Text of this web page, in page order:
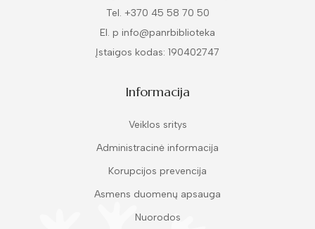
Tel. +370 45 58 70 50
El. p info@panrbiblioteka
Įstaigos kodas: 190402747
Informacija
Veiklos sritys
Administracinė informacija
Korupcijos prevencija
Asmens duomenų apsauga
Nuorodos